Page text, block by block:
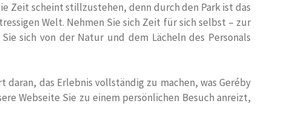
Zeit scheint stillzustehen, denn durch den Park ist das
Welt. Nehmen Sie sich Zeit für sich selbst – zur
sich von der Natur und dem Lächeln des Personals
das Erlebnis vollständig zu machen, was Geréby
Webseite Sie zu einem persönlichen Besuch anreizt,